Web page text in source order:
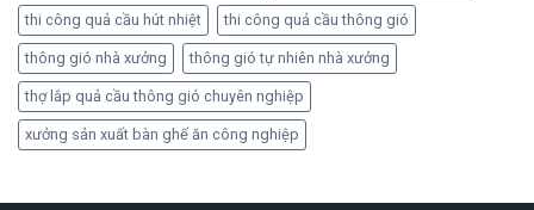
thi công quả cầu hút nhiệt thi công quả cầu thông gió
thông gió nhà xưởng thông gió tự nhiên nhà xưởng
thợ lắp quả cầu thông gió chuyên nghiệp
xưởng sản xuất bàn ghế ăn công nghiệp